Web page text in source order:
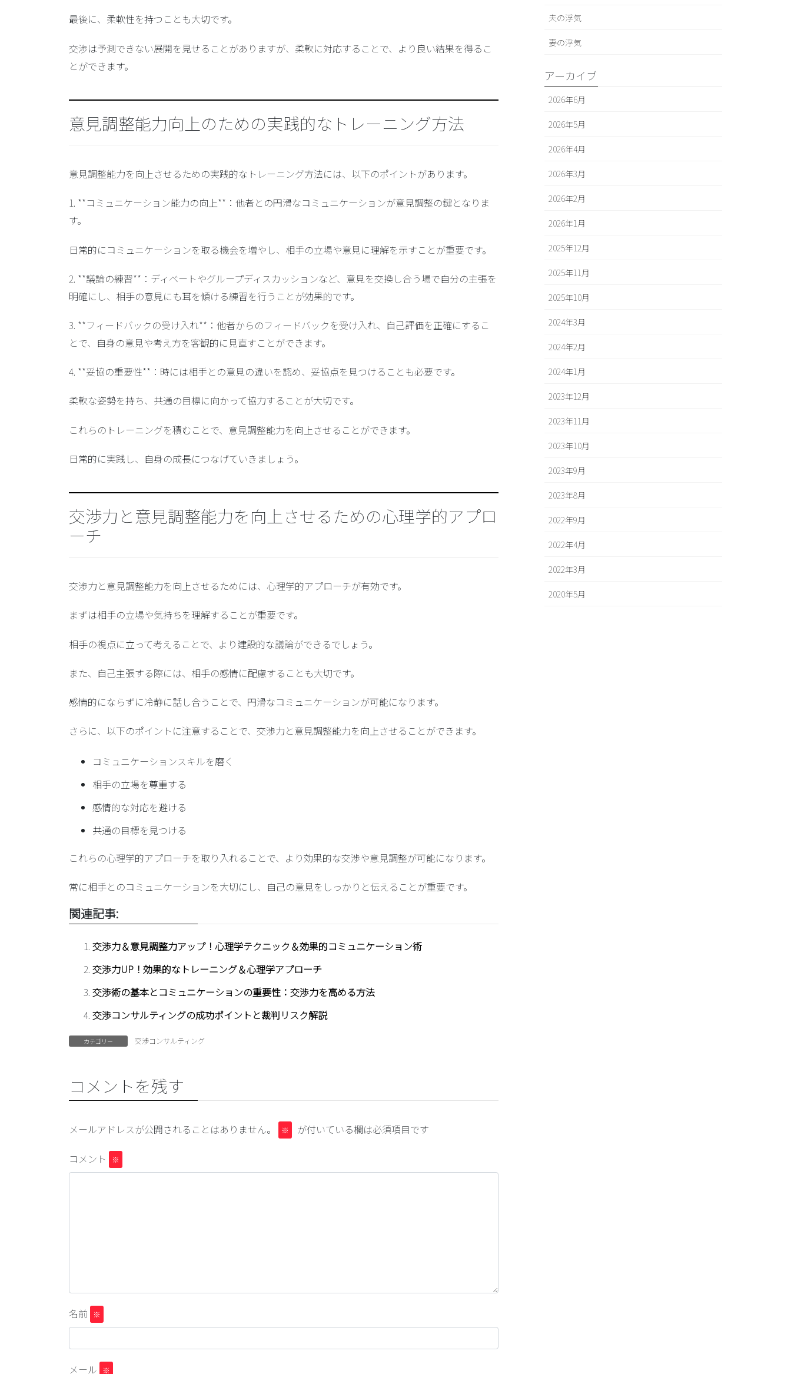
最後に、 柔軟性を持つ ことも大切です。
交渉は予測できない展開を見せることがありますが、柔軟に対応することで、より良い結果を得るこ
とができます。
意見調整能力向上のための実践的なトレーニング方法
意見調整能力を向上させるための実践的なトレーニング方法には、以下のポイントがあります。
1. **コミュニケーション能力の向上**：他者との円滑なコミュニケーションが意見調整の鍵となりま
す。
日常的にコミュニケーションを取る機会を増やし、相手の立場や意見に理解を示すことが重要です。
2. **議論の練習**：ディベートやグループディスカッションなど、意見を交換し合う場で自分の主張を
明確にし、相手の意見にも耳を傾ける練習を行うことが効果的です。
3. **フィードバックの受け入れ**：他者からのフィードバックを受け入れ、自己評価を正確にするこ
とで、自身の意見や考え方を客観的に見直すことができます。
4. **妥協の重要性**：時には相手との意見の違いを認め、妥協点を見つけることも必要です。
柔軟な姿勢を持ち、共通の目標に向かって協力することが大切です。
これらのトレーニングを積むことで、意見調整能力を向上させることができます。
日常的に実践し、自身の成長につなげていきましょう。
交渉力と意見調整能力を向上させるための心理学的アプロ
ーチ
交渉力と意見調整能力を向上させるためには、心理学的アプローチが有効です。
まずは相手の立場や気持ちを理解することが重要です。
相手の視点に立って考えることで、より建設的な議論ができるでしょう。
また、自己主張する際には、相手の感情に配慮することも大切です。
感情的にならずに冷静に話し合うことで、円滑なコミュニケーションが可能になります。
さらに、以下のポイントに注意することで、交渉力と意見調整能力を向上させることができます。
コミュニケーションスキルを磨く
相手の立場を尊重する
感情的な対応を避ける
共通の目標を見つける
これらの心理学的アプローチを取り入れることで、より効果的な交渉や意見調整が可能になります。
常に相手とのコミュニケーションを大切にし、自己の意見をしっかりと伝えることが重要です。
関連記事:
交渉力＆意見調整力アップ！心理学テクニック＆効果的コミュニケーション術
交渉力UP！効果的なトレーニング＆心理学アプローチ
交渉術の基本とコミュニケーションの重要性：交渉力を高める方法
交渉コンサルティングの成功ポイントと裁判リスク解説
カテゴリー 交渉コンサルティング
コメントを残す
メールアドレスが公開されることはありません。 ※ が付いている欄は必須項目です
コメント ※
名前 ※
メール ※
夫の浮気
妻の浮気
アーカイブ
2026年6月
2026年5月
2026年4月
2026年3月
2026年2月
2026年1月
2025年12月
2025年11月
2025年10月
2024年3月
2024年2月
2024年1月
2023年12月
2023年11月
2023年10月
2023年9月
2023年8月
2022年9月
2022年4月
2022年3月
2020年5月